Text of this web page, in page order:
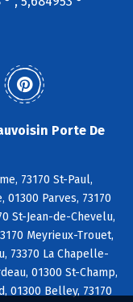
Porte De
73170 St-Paul,
01300 Parves, 73170
St-Jean-de-Chevelu,
Meyrieux-Trouet,
73370 La Chapelle-
01300 St-Champ,
01300 Belley, 73170